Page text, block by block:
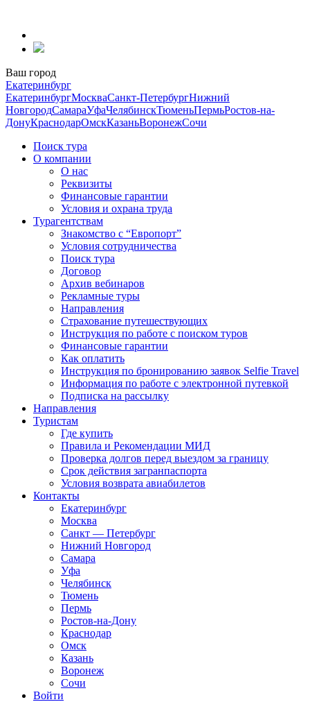
содержанию
Ваш город
Екатеринбург
ЕкатеринбургМоскваСанкт-ПетербургНижний
НовгородСамараУфаЧелябинскТюменьПермьРостов-на-
ДонуКраснодарОмскКазаньВоронежСочи
Поиск тура
О компании
О нас
Реквизиты
Финансовые гарантии
Условия и охрана труда
Турагентствам
Знакомство с “Европорт”
Условия сотрудничества
Поиск тура
Договор
Архив вебинаров
Рекламные туры
Направления
Страхование путешествующих
Инструкция по работе с поиском туров
Финансовые гарантии
Как оплатить
Инструкция по бронированию заявок Selfie Travel
Информация по работе с электронной путевкой
Подписка на рассылку
Направления
Туристам
Где купить
Правила и Рекомендации МИД
Проверка долгов перед выездом за границу
Срок действия загранпаспорта
Условия возврата авиабилетов
Контакты
Екатеринбург
Москва
Санкт — Петербург
Нижний Новгород
Самара
Уфа
Челябинск
Тюмень
Пермь
Ростов-на-Дону
Краснодар
Омск
Казань
Воронеж
Сочи
Войти